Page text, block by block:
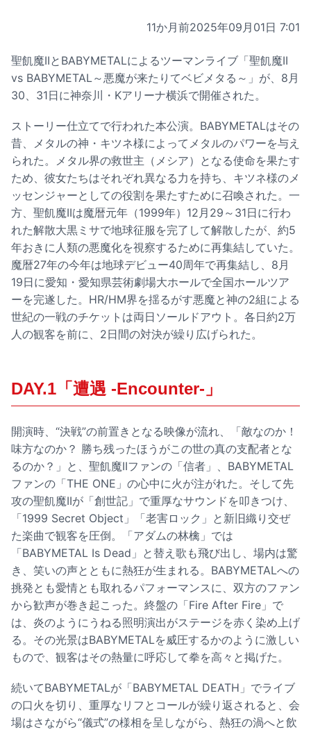
11か月前2025年09月01日 7:01
聖飢魔IIとBABYMETALによるツーマンライブ「聖飢魔II
vs BABYMETAL～悪魔が来たりてベビメタる～」が、8月
30、31日に神奈川・Kアリーナ横浜で開催された。
ストーリー仕立てで行われた本公演。BABYMETALはその
昔、メタルの神・キツネ様によってメタルのパワーを与え
られた。メタル界の救世主（メシア）となる使命を果たす
ため、彼女たちはそれぞれ異なる力を持ち、キツネ様のメ
ッセンジャーとしての役割を果たすために召喚された。一
方、聖飢魔IIは魔暦元年（1999年）12月29～31日に行わ
れた解散大黒ミサで地球征服を完了して解散したが、約5
年おきに人類の悪魔化を視察するために再集結していた。
魔暦27年の今年は地球デビュー40周年で再集結し、8月
19日に愛知・愛知県芸術劇場大ホールで全国ホールツア
ーを完遂した。HR/HM界を揺るがす悪魔と神の2組による
世紀の一戦のチケットは両日ソールドアウト。各日約2万
人の観客を前に、2日間の対決が繰り広げられた。
DAY.1「遭遇 -Encounter-」
開演時、“決戦”の前置きとなる映像が流れ、「敵なのか！
味方なのか？ 勝ち残ったほうがこの世の真の支配者とな
るのか？」と、聖飢魔IIファンの「信者」、BABYMETAL
ファンの「THE ONE」の心中に火が注がれた。そして先
攻の聖飢魔IIが「創世記」で重厚なサウンドを叩きつけ、
「1999 Secret Object」「老害ロック」と新旧織り交ぜ
た楽曲で観客を圧倒。「アダムの林檎」では
「BABYMETAL Is Dead」と替え歌も飛び出し、場内は驚
き、笑いの声とともに熱狂が生まれる。BABYMETALへの
挑発とも愛情とも取れるパフォーマンスに、双方のファン
から歓声が巻き起こった。終盤の「Fire After Fire」で
は、炎のようにうねる照明演出がステージを赤く染め上げ
る。その光景はBABYMETALを威圧するかのように激しい
もので、観客はその熱量に呼応して拳を高々と掲げた。
続いてBABYMETALが「BABYMETAL DEATH」でライブ
の口火を切り、重厚なリフとコールが繰り返されると、会
場はさながら“儀式”の様相を呈しながら、熱狂の渦へと飲